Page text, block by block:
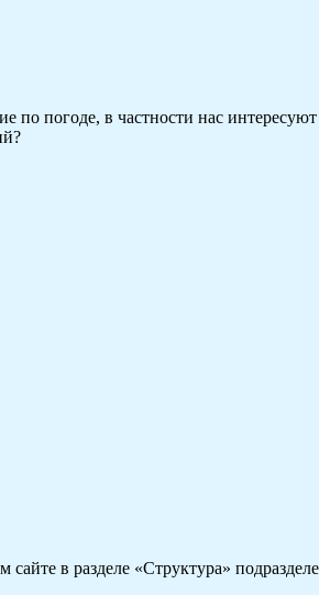
по погоде, в частности нас
в разделе «Структура»